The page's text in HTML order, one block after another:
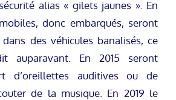
alias « gilets jaunes ». En
donc embarqués, seront
des véhicules banalisés, ce
auparavant. En 2015 seront
d’oreillettes auditives ou de
de la musique. En 2019 le